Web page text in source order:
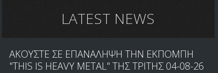
ΚΑΛΥΤΕΡΗ
BLACK
SABBATH;
LATEST NEWS
ΑΚΟΥΣΤΕ ΣΕ ΕΠΑΝΑΛΗΨΗ ΤΗΝ ΕΚΠΟΜΠΗ
"THIS IS HEAVY METAL" ΤΗΣ ΤΡΙΤΗΣ 04-08-26